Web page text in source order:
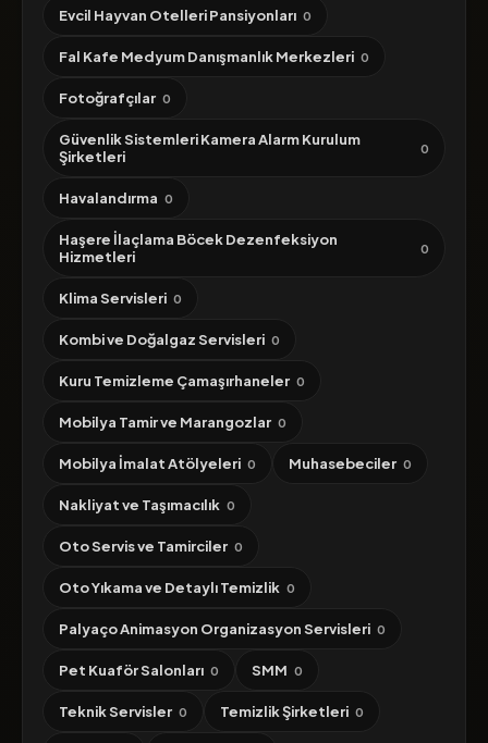
Evcil Hayvan Otelleri Pansiyonları 0
Fal Kafe Medyum Danışmanlık Merkezleri 0
Fotoğrafçılar 0
Güvenlik Sistemleri Kamera Alarm Kurulum
Şirketleri
0
Havalandırma 0
Haşere İlaçlama Böcek Dezenfeksiyon
Hizmetleri
0
Klima Servisleri 0
Kombi ve Doğalgaz Servisleri 0
Kuru Temizleme Çamaşırhaneler 0
Mobilya Tamir ve Marangozlar 0
Mobilya İmalat Atölyeleri 0 Muhasebeciler 0
Nakliyat ve Taşımacılık 0
Oto Servis ve Tamirciler 0
Oto Yıkama ve Detaylı Temizlik 0
Palyaço Animasyon Organizasyon Servisleri 0
Pet Kuaför Salonları 0 SMM 0
Teknik Servisler 0 Temizlik Şirketleri 0